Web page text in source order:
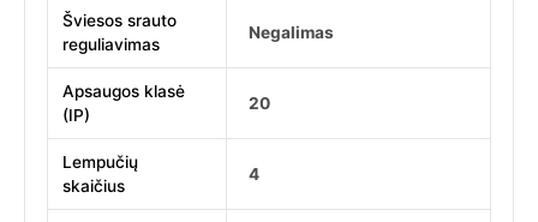
Šviesos srauto
reguliavimas
Negalimas
Apsaugos klasė
(IP)
20
Lempučių
skaičius
4